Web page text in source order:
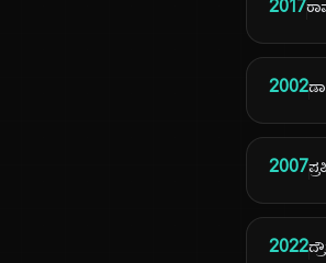
2017
2002
2007
2022